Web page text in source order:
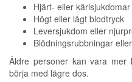
Hjärt- eller kärlsjukdomar
Högt eller lågt blodtryck
Leversjukdom eller
Blödningsrubbningar
Äldre personer kan vara mer
börja med lägre dos.